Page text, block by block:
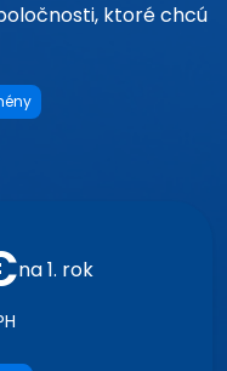
ktoré chcú
na 1. rok